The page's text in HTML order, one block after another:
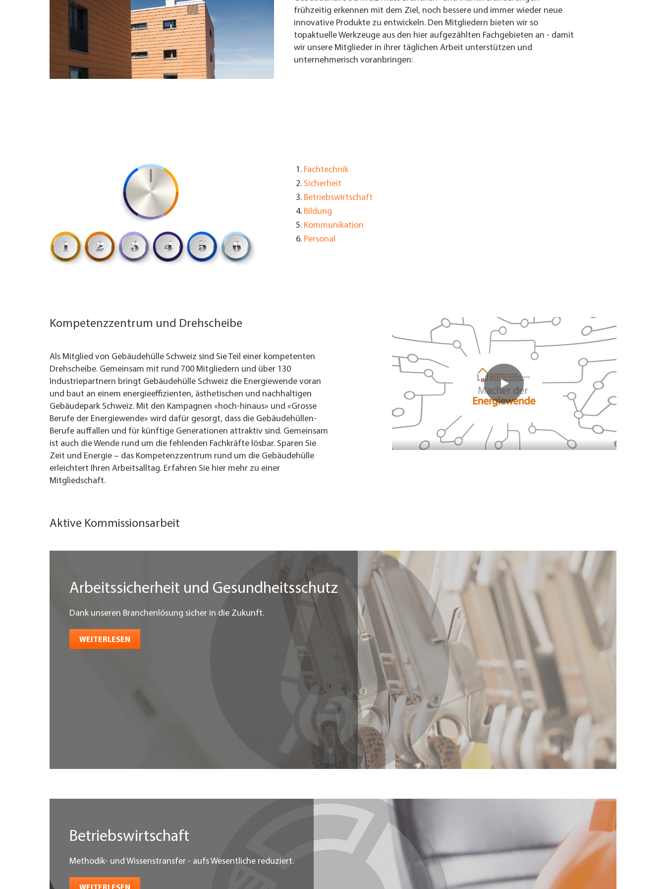
frühzeitig erkennen mit dem Ziel, noch bessere und immer wieder neue
innovative Produkte zu entwickeln. Den Mitgliedern bieten wir so
topaktuelle Werkzeuge aus den hier aufgezählten Fachgebieten an - damit
wir unsere Mitglieder in ihrer täglichen Arbeit unterstützen und
unternehmerisch voranbringen:
Fachtechnik
Sicherheit
Betriebswirtschaft
Bildung
Kommunikation
Personal
Kompetenzzentrum und Drehscheibe
Als Mitglied von Gebäudehülle Schweiz sind Sie Teil einer kompetenten
Drehscheibe. Gemeinsam mit rund 700 Mitgliedern und über 130
Industriepartnern bringt Gebäudehülle Schweiz die Energiewende voran
und baut an einem energieeffizienten, ästhetischen und nachhaltigen
Gebäudepark Schweiz. Mit den Kampagnen «hoch-hinaus» und «Grosse
Berufe der Energiewende» wird dafür gesorgt, dass die Gebäudehüllen-
Berufe auffallen und für künftige Generationen attraktiv sind. Gemeinsam
ist auch die Wende rund um die fehlenden Fachkräfte lösbar. Sparen Sie
Zeit und Energie – das Kompetenzzentrum rund um die Gebäudehülle
erleichtert Ihren Arbeitsalltag. Erfahren Sie hier mehr zu einer
Mitgliedschaft.
Aktive Kommissionsarbeit
Arbeitssicherheit und Gesundheitsschutz
Dank unseren Branchenlösung sicher in die Zukunft.
WEITERLESEN
Betriebswirtschaft
Methodik- und Wissenstransfer - aufs Wesentliche reduziert.